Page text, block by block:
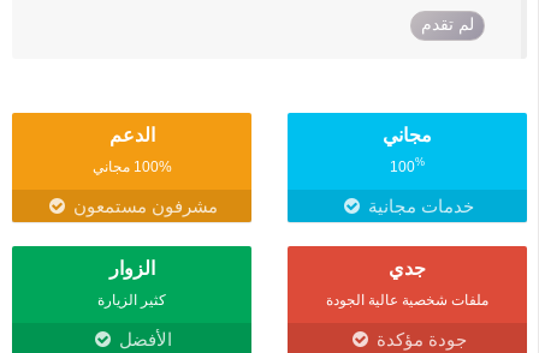
لم تقدم
مجاني
100%
خدمات مجانية
الدعم
100% مجاني
مشرفون مستمعون
جدي
ملفات شخصية عالية الجودة
جودة مؤكدة
الزوار
كثير الزيارة
الأفضل